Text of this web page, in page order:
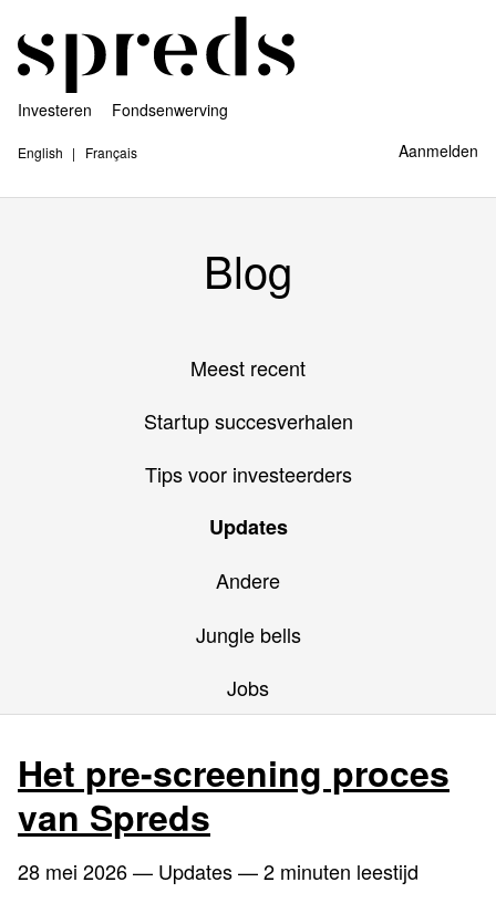
Investeren Fondsenwerving
English Français Aanmelden
Blog
Meest recent
Startup succesverhalen
Tips voor investeerders
Updates
Andere
Jungle bells
Jobs
Het pre-screening proces
van Spreds
28 mei 2026— Updates — 2 minuten leestijd